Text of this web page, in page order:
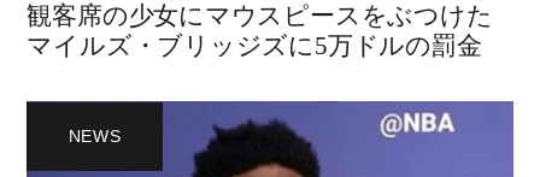
観客席の少女にマウスピースをぶつけた
マイルズ・ブリッジズに5万ドルの罰金
NEWS